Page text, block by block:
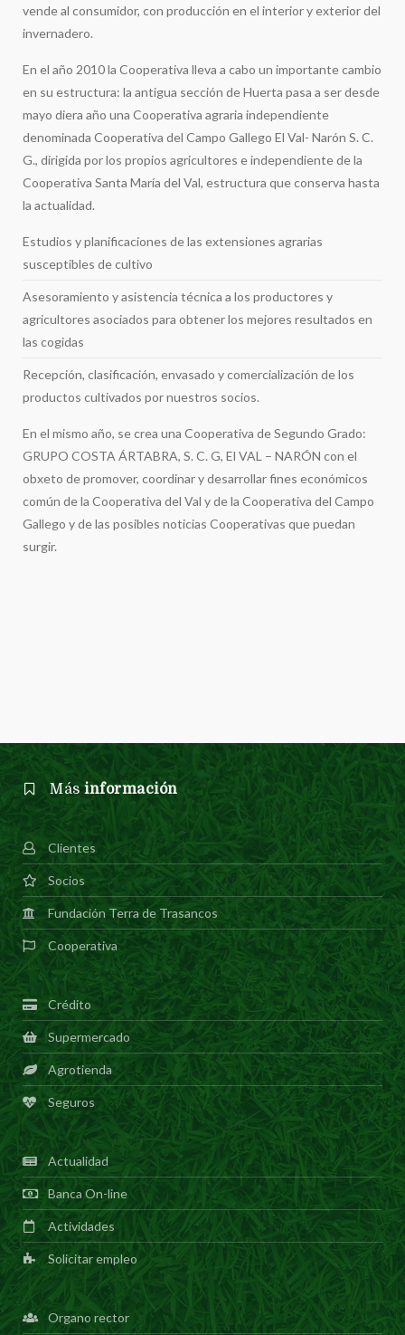
vende al consumidor, con producción en el interior y exterior del
invernadero.
En el año 2010 la Cooperativa lleva a cabo un importante cambio
en su estructura: la antigua sección de Huerta pasa a ser desde
mayo diera año una Cooperativa agraria independiente
denominada Cooperativa del Campo Gallego El Val- Narón S. C.
G., dirigida por los propios agricultores e independiente de la
Cooperativa Santa María del Val, estructura que conserva hasta
la actualidad.
Estudios y planificaciones de las extensiones agrarias
susceptibles de cultivo
Asesoramiento y asistencia técnica a los productores y
agricultores asociados para obtener los mejores resultados en
las cogidas
Recepción, clasificación, envasado y comercialización de los
productos cultivados por nuestros socios.
En el mismo año, se crea una Cooperativa de Segundo Grado:
GRUPO COSTA ÁRTABRA, S. C. G, El VAL – NARÓN con el
obxeto de promover, coordinar y desarrollar fines económicos
común de la Cooperativa del Val y de la Cooperativa del Campo
Gallego y de las posibles noticias Cooperativas que puedan
surgir.
Másinformación
Clientes
Socios
Fundación Terra de Trasancos
Cooperativa
Crédito
Supermercado
Agrotienda
Seguros
Actualidad
Banca On-line
Actividades
Solicitar empleo
Organo rector